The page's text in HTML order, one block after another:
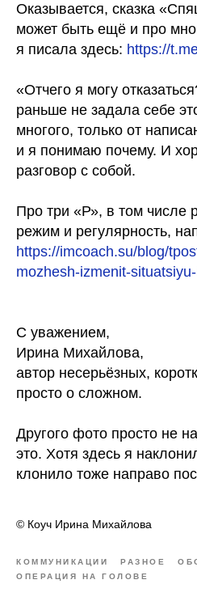
Оказывается, сказка
может быть ещё и про
я писала здесь: https://
«Отчего я могу
раньше не задала себе
многого, только от
и я понимаю почему. И
разговор с собой.
Про три «Р», в том числе
режим и регулярность,
https://imcoach.su/blog/
mozhesh-izmenit-
С уважением,
Ирина Михайлова,
автор несерьёзных,
просто о сложном.
Другого фото просто не
это. Хотя здесь я
клонило тоже направо
© Коуч Ирина Михайлова
КОММУНИКАЦИИ РАЗНОЕ
ОПЕРАЦИЯ НА ГОЛОВЕ